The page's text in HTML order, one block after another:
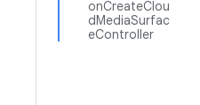
onCreateClou
dMediaSurfac
eController